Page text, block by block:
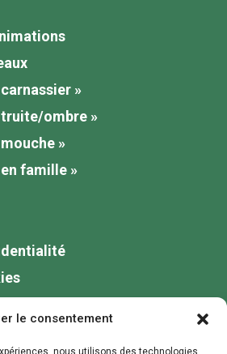
le consentement
nous utilisons des technologies
»
truite/ombre »
»
famille »